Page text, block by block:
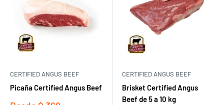
CERTIFIED ANGUS BEEF
Picaña Certified Angus Beef
CERTIFIED ANGUS BEEF
Brisket Certified Angus
Beef de 5 a 10 kg